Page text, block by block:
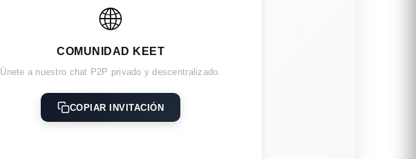
🌐
COMUNIDAD KEET
Únete a nuestro chat P2P privado y descentralizado.
COPIAR INVITACIÓN